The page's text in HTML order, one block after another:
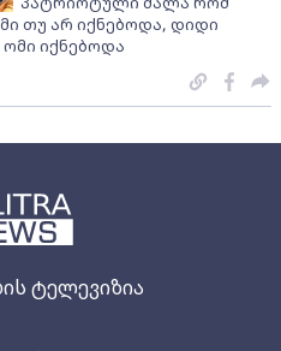
ტელევიზია
თუ არ იქნებოდა, დიდი
იქნებოდა